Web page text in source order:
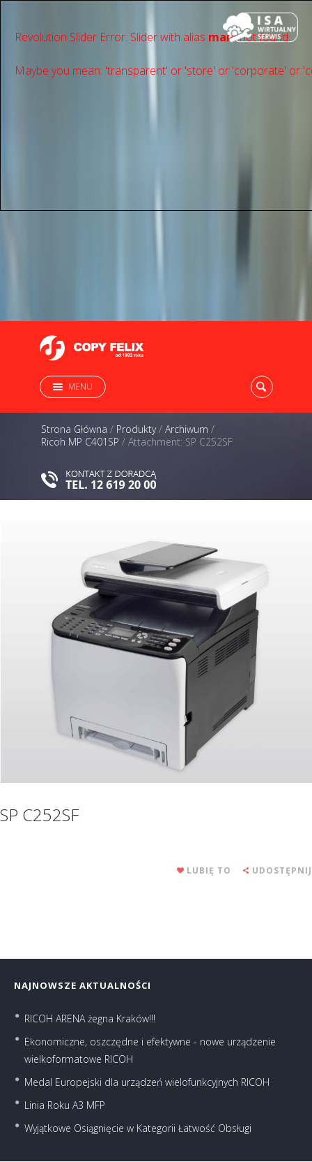
Revolution Slider Error: Slider with alias mainnot found.
Maybe you mean: 'transparent' or 'store' or 'сorporate' or
MENU
Strona Główna / Produkty/ Archiwum /
Ricoh MP C401SP / Attachment: SP C252SF
SP C252SF
LUBIĘ TO UDOSTĘPNIJ
NAJNOWSZE AKTUALNOŚCI
RICOH ARENA żegna Kraków!!!
Ekonomiczne, oszczędne i efektywne - nowe urządzenie
wielkoformatowe RICOH
Medal Europejski dla urządzeń wielofunkcyjnych RICOH
Linia Roku A3 MFP
Wyjątkowe Osiągnięcie w Kategorii Łatwość Obsługi